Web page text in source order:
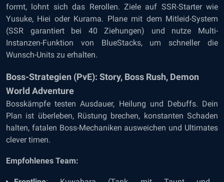
formt, lohnt sich das Rerollen. Ziele auf SSR-Starter wie
Yusuke, Hiei oder Kurama. Plane mit dem Mitleid-System
(SSR garantiert bei 40 Ziehungen) und nutze Multi-
Instanzen-Funktion von BlueStacks, um schneller die
Wunsch-Units zu erhalten.
Boss-Strategien (PvE): Story, Boss Rush, Demon
World Adventure
Bosskämpfe testen Ausdauer, Heilung und Debuffs. Dein
Plan ist überleben, Rüstung brechen, konstanten Schaden
halten, fatalen Boss-Mechaniken ausweichen und Ultimates
clever timen.
Empfohlenes Team: